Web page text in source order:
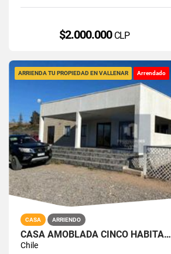
$2.000.000 CLP
ARRIENDA TU PROPIEDAD EN VALLENAR Arrendado
CASA ARRIENDO
CASA AMOBLADA CINCO HABITA…
Chile